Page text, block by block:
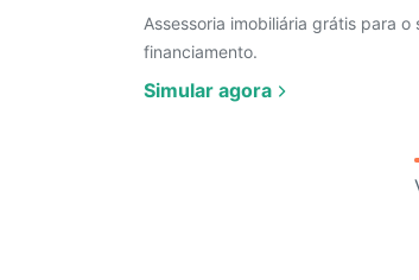
Assessoria imobiliária grátis para o
financiamento.
Simular agora